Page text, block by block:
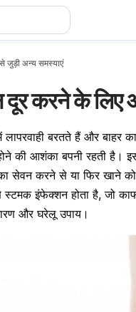
जुड़ी अन्य समस्याएं
करने के लिए
बरतते हैं और
की आशंका बपनी रहती है।
सेवन करने से या फिर खाने
इंफेक्शन होता है, जो
और घरेलू उपाय।